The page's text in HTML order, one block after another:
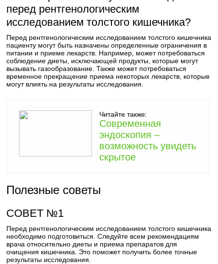
перед рентгенологическим
исследованием толстого кишечника?
Перед рентгенологическим исследованием толстого кишечника
пациенту могут быть назначены определенные ограничения в
питании и приеме лекарств. Например, может потребоваться
соблюдение диеты, исключающей продукты, которые могут
вызывать газообразование. Также может потребоваться
временное прекращение приема некоторых лекарств, которые
могут влиять на результаты исследования.
Читайте также:
Современная
эндоскопия –
возможность увидеть
скрытое
Полезные советы
СОВЕТ №1
Перед рентгенологическим исследованием толстого кишечника
необходимо подготовиться. Следуйте всем рекомендациям
врача относительно диеты и приема препаратов для
очищения кишечника. Это поможет получить более точные
результаты исследования.